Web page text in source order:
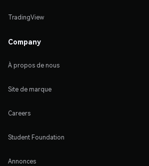
TradingView
Company
À propos de nous
Site de marque
Careers
Student Foundation
Annonces